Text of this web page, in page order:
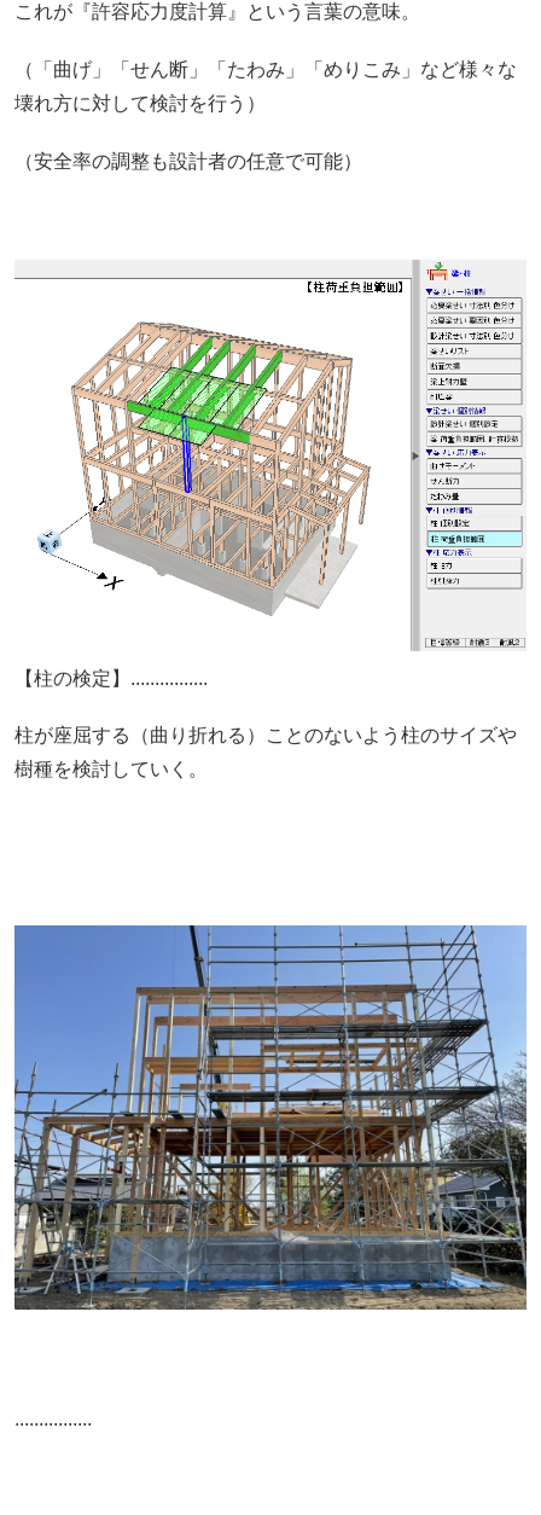
これが『許容応力度計算』という言葉の意味。
（「曲げ」「せん断」「たわみ」「めりこみ」など様々な
壊れ方に対して検討を行う）
（安全率の調整も設計者の任意で可能）
【柱の検定】................
柱が座屈する（曲り折れる）ことのないよう柱のサイズや
樹種を検討していく。
................